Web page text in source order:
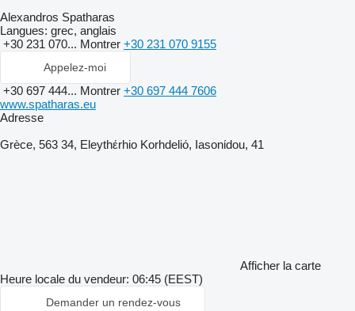
Alexandros Spatharas
Langues: grec, anglais
+30 231 070... Montrer +30 231 070 9155
Appelez-moi
+30 697 444... Montrer +30 697 444 7606
www.spatharas.eu
Adresse
Grèce, 563 34, Eleythέrhio Korhdeliό, Iasonίdou, 41
Afficher la carte
Heure locale du vendeur: 06:45 (EEST)
Demander un rendez-vous